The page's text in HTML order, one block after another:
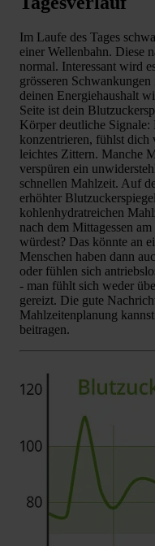
Im Laufe des Tages
einer Wellenbahn. Diese
normal. Interessant wird
grösseren
deinen Energiehaushalt
Seite ist dein
Körper deutliche Signale:
konzentrieren, fühlst dich
leichtes Zittern. Manche
verspüren ein
schnellen Mahlzeit. Auf
erhöhter
kohlenhydratreichen
nach dem Mittagessen
würdest? Das könnte an
Menschen haben dann
oder fühlen sich
- man fühlt sich weder
gereizt. Die gute
Mahlzeitenplanung
beitragen.